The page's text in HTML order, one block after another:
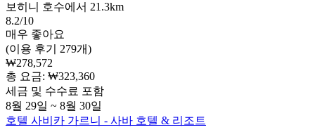
보히니 호수에서 21.3km
8.2/10
매우 좋아요
(이용 후기 279개)
₩278,572
총 요금: ₩323,360
세금 및 수수료 포함
8월 29일 ~ 8월 30일
호텔 사비카 가르니 - 사바 호텔 & 리조트